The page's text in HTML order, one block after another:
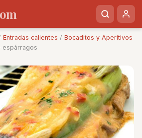
Entradas calientes / Bocaditos y Aperitivos
espárragos